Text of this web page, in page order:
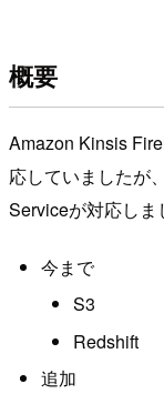
概要
Amazon Kinsis
応していましたが
Serviceが対応しま
今まで
S3
Redshift
追加